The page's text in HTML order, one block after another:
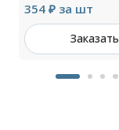
354 ₽ за шт
Заказать